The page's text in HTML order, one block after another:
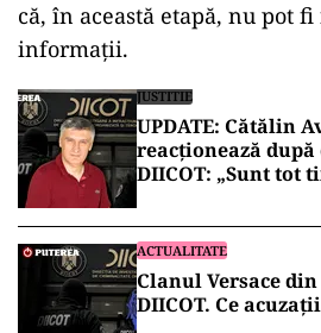
că, în această etapă, nu pot
informații.
JUSTITIE
UPDATE: Cătălin
reacționează
DIICOT: „Sunt tot
ACTUALITATE
Clanul Versace
DIICOT. Ce